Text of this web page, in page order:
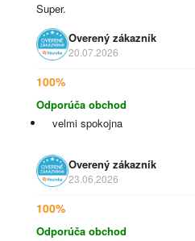
Super.
Overený zákazník
20.07.2026
100%
Odporúča obchod
velmi spokojna
Overený zákazník
23.06.2026
100%
Odporúča obchod